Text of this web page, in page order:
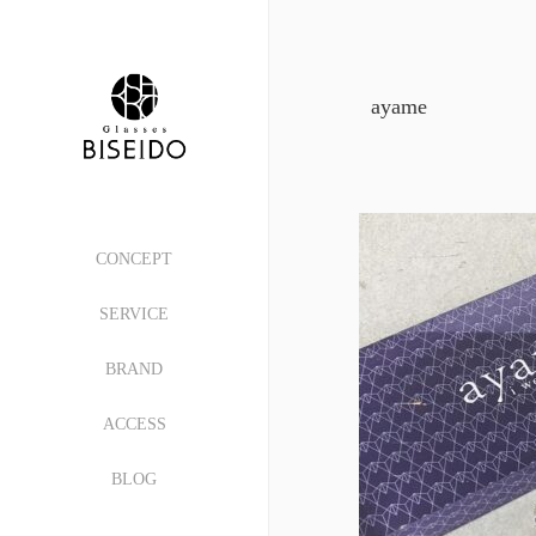
CONCEPT
SERVICE
BRAND
ACCESS
BLOG
ayame